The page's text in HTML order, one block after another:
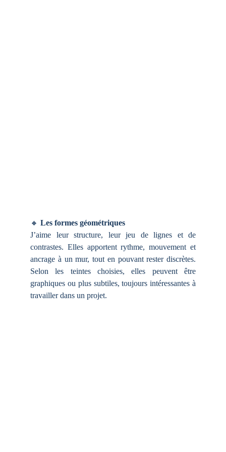
🔸 Les formes géométriques
J’aime leur structure, leur jeu de lignes et de
contrastes. Elles apportent rythme, mouvement et
ancrage à un mur, tout en pouvant rester discrètes.
Selon les teintes choisies, elles peuvent être
graphiques ou plus subtiles, toujours intéressantes à
travailler dans un projet.